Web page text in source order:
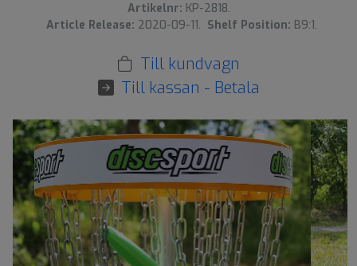
Artikelnr: KP-2818.
Article Release: 2020-09-11. Shelf Position: B9:1.
Till kundvagn
Till kassan - Betala